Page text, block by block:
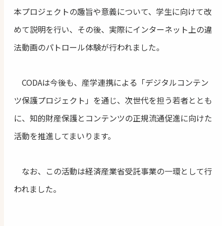
本プロジェクトの趣旨や意義について、学生に向けて改
めて説明を行い、その後、実際にインターネット上の違
法動画のパトロール体験が行われました。
CODAは今後も、産学連携による「デジタルコンテン
ツ保護プロジェクト」を通じ、次世代を担う若者ととも
に、知的財産保護とコンテンツの正規流通促進に向けた
活動を推進してまいります。
なお、この活動は経済産業省受託事業の一環として行
われました。